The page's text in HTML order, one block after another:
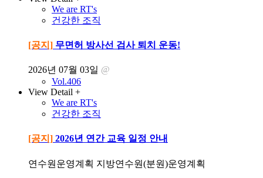
We are RT's
건강한 조직
[공지] 무면허 방사선 검사 퇴치 운동!
2026년 07월 03일 @
Vol.406
View Detail +
We are RT's
건강한 조직
[공지] 2026년 연간 교육 일정 안내
연수원운영계획 지방연수원(분원)운영계획